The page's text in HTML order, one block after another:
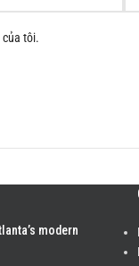
tôi.
modern